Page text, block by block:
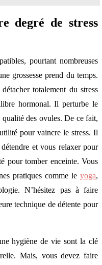
degré de stress
pourtant nombreuses
grossesse prend du temps.
totalement du stress
hormonal. Il perturbe le
des ovules. De ce fait,
pour vaincre le stress. Il
et vous relaxer pour
pour tomber enceinte. Vous
pratiques comme le yoga,
N’hésitez pas à faire
technique de détente pour
hygiène de vie sont la clé
Mais, vous devez faire